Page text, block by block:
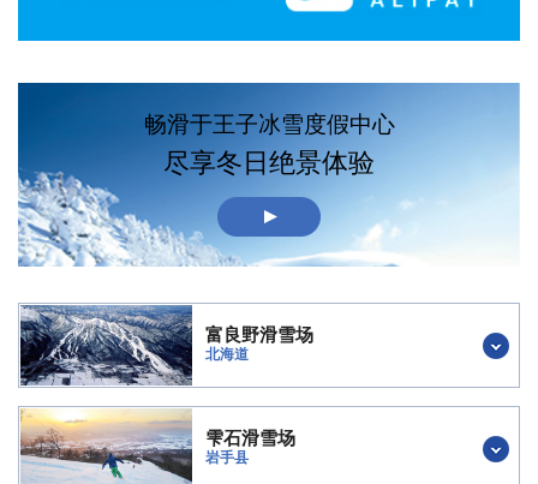
畅滑于王子冰雪度假中心
尽享冬日绝景体验
富良野滑雪场
北海道
雫石滑雪场
岩手县